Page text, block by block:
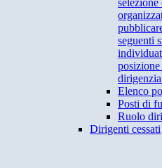
seguenti
Elenco
Posti di
Ruolo
Dirigenti cessati